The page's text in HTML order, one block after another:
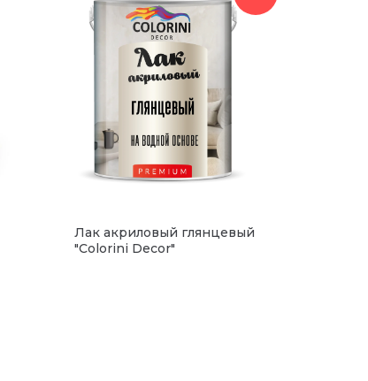
Лак акриловый глянцевый
"Colorini Decor"